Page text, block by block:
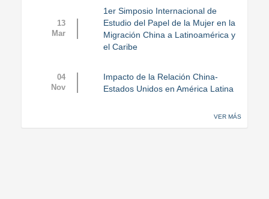
13
Mar
1er Simposio Internacional de
Estudio del Papel de la Mujer en la
Migración China a Latinoamérica y
el Caribe
04
Nov
Impacto de la Relación China-
Estados Unidos en América Latina
VER MÁS